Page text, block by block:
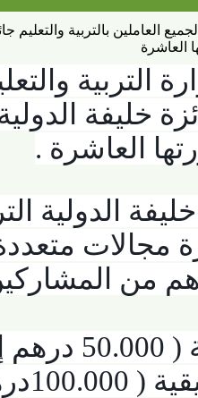
بالتربية والتعليم جائزة
التربية
خليفة الدولية
العاشرة.
الدولية
متعددة
من المشاركين